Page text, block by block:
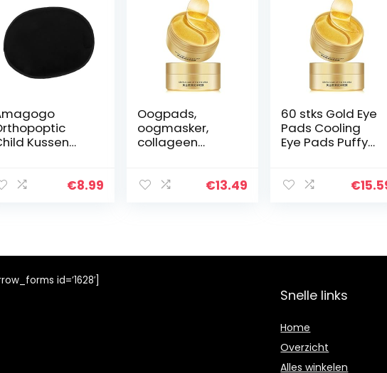
Kussen
€8.99
Oogpads,
oogmasker,
collageen
oogmasker,€13.49
60 stks Gold Eye
Pads Cooling
Eye Pads Puffy
Pads Oog
€
id=’1628′]
Snelle links
Home
Overzicht
Alles winkelen